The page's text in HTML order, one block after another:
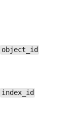
object_id
index_id